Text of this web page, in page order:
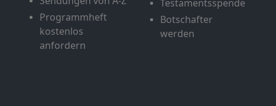
Programmheft
kostenlos
anfordern
Testamentsspende
Botschafter
werden